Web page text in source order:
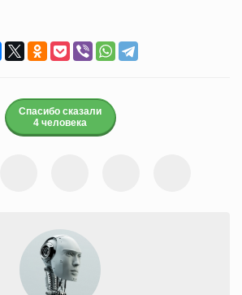
Спасибо сказали
4 человека